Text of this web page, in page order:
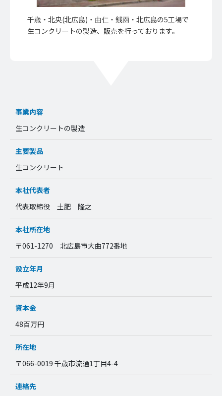
千歳・北央(北広島)・由仁・銭函・北広島の5工場で
生コンクリートの製造、販売を行っております。
事業内容
生コンクリートの製造
主要製品
生コンクリート
本社代表者
代表取締役 土肥 隆之
本社所在地
〒061-1270 北広島市大曲772番地
設立年月
平成12年9月
資本金
48百万円
所在地
〒066-0019 千歳市流通1丁目4-4
連絡先